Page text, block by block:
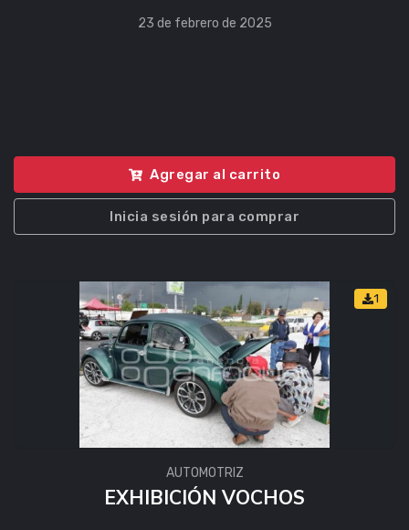
23 de febrero de 2025
Agregar al carrito
Inicia sesión para comprar
1
AUTOMOTRIZ
EXHIBICIÓN VOCHOS